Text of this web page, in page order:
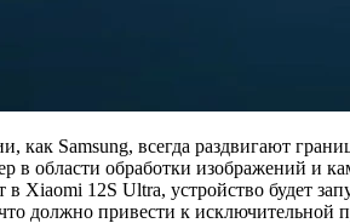
Samsung, всегда раздвигают
в области обработки изображений и
12S Ultra, устройство будет
должно привести к исключительной